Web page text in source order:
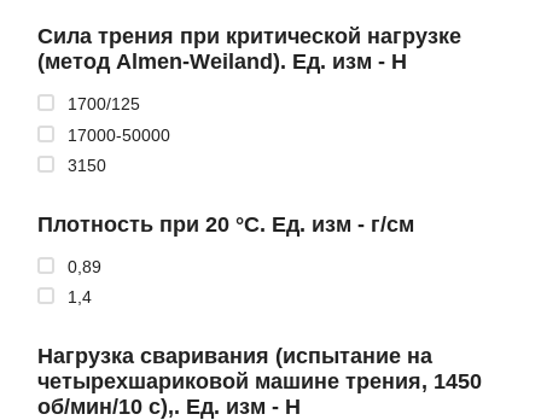
Сила трения при критической нагрузке
(метод Almen-Weiland). Ед. изм - Н
1700/125
17000-50000
3150
Плотность при 20 °С. Ед. изм - г/см
0,89
1,4
Нагрузка сваривания (испытание на
четырехшариковой машине трения, 1450
об/мин/10 с),. Ед. изм - Н